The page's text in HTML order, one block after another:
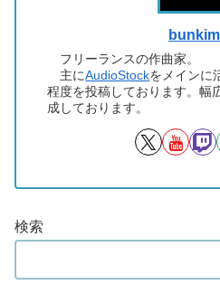
フリーランスの作曲家。
主にAudioStockをメインに
程度を投稿しております。幅
成しております。
検索